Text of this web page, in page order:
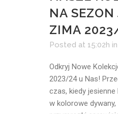
NA SEZON
ZIMA
Posted at 15:02h in
Odkryj Nowe
2023/24 u Nas!
czas, kiedy jesienne
w kolorowe dywany,